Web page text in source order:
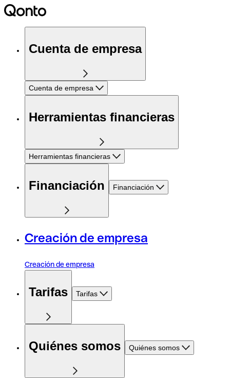
Cuenta de empresa
Cuenta de empresa
Herramientas financieras
Herramientas financieras
Financiación Financiación
Creación de empresa
Creación de empresa
Tarifas Tarifas
Quiénes somos Quiénes somos